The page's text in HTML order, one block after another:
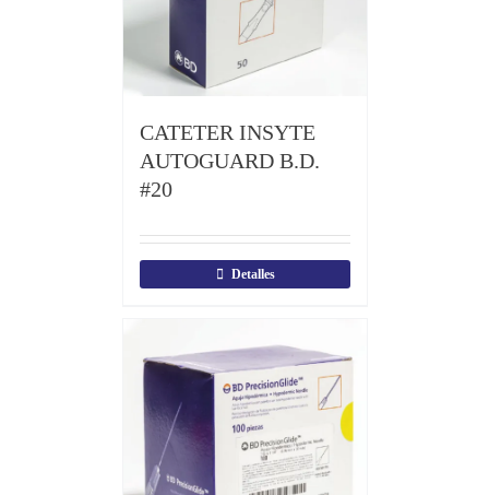
CATETER INSYTE
AUTOGUARD B.D.
#20
Detalles